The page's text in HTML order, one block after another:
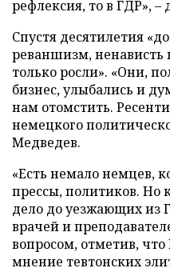
рефлексия, то в ГДР», –
Спустя десятилетия
реваншизм,
только росли». «Они,
бизнес, улыбались и
нам отомстить.
немецкого
Медведев.
«Есть немало немцев,
прессы, политиков. Но
дело до уезжающих из
врачей и
вопросом, отметив,
мнение тевтонских